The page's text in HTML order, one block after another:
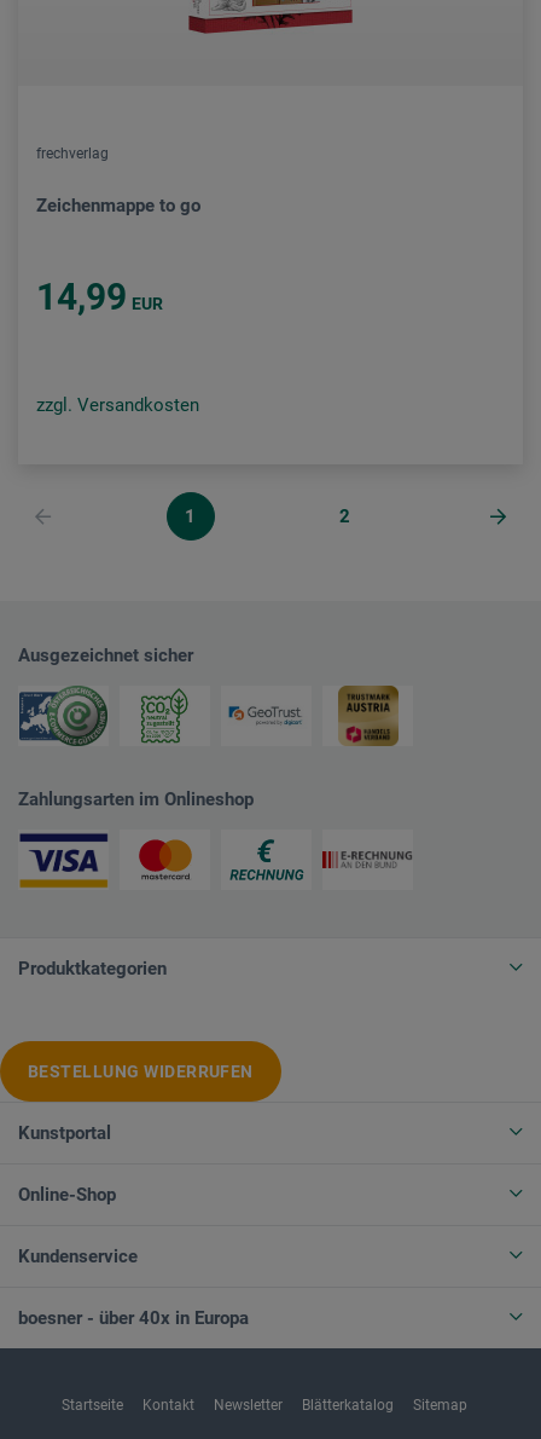
frechverlag
Zeichenmappe to go
14,99 EUR
zzgl. Versandkosten
1 2
Ausgezeichnet sicher
Zahlungsarten im Onlineshop
Produktkategorien
BESTELLUNG WIDERRUFEN
Kunstportal
Online-Shop
Kundenservice
boesner - über 40x in Europa
Startseite Kontakt Newsletter Blätterkatalog Sitemap